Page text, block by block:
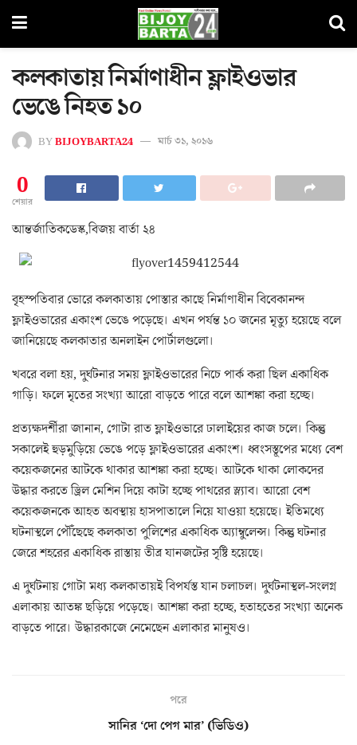
কলকাতায় নির্মাণাধীন ফ্লাইওভার
ভেঙে নিহত ১০
BYBIJOYBARTA24 মার্চ ৩১, ২০১৬
0
শেয়ার
আন্তর্জাতিকডেস্ক,বিজয় বার্তা ২৪
বৃহস্পতিবার ভোরে কলকাতায় পোস্তার কাছে নির্মাণাধীন বিবেকানন্দ
ফ্লাইওভারের একাংশ ভেঙে পড়েছে। এখন পর্যন্ত ১০ জনের মৃত্যু হয়েছে বলে
জানিয়েছে কলকাতার অনলাইন পোর্টালগুলো।
খবরে বলা হয়, দুর্ঘটনার সময় ফ্লাইওভারের নিচে পার্ক করা ছিল একাধিক
গাড়ি। ফলে মৃতের সংখ্যা আরো বাড়তে পারে বলে আশঙ্কা করা হচ্ছে।
প্রত্যক্ষদর্শীরা জানান, গোটা রাত ফ্লাইওভারে ঢালাইয়ের কাজ চলে। কিন্তু
সকালেই হুড়মুড়িয়ে ভেঙে পড়ে ফ্লাইওভারের একাংশ। ধ্বংসস্তূপের মধ্যে বেশ
কয়েকজনের আটকে থাকার আশঙ্কা করা হচ্ছে। আটকে থাকা লোকদের
উদ্ধার করতে ড্রিল মেশিন দিয়ে কাটা হচ্ছে পাথরের স্ল্যাব। আরো বেশ
কয়েকজনকে আহত অবস্থায় হাসপাতালে নিয়ে যাওয়া হয়েছে। ইতিমধ্যে
ঘটনাস্থলে পৌঁছেছে কলকাতা পুলিশের একাধিক অ্যাম্বুলেন্স। কিন্তু ঘটনার
জেরে শহরের একাধিক রাস্তায় তীব্র যানজটের সৃষ্টি হয়েছে।
এ দুর্ঘটনায় গোটা মধ্য কলকাতায়ই বিপর্যস্ত যান চলাচল। দুর্ঘটনাস্থল-সংলগ্ন
এলাকায় আতঙ্ক ছড়িয়ে পড়েছে। আশঙ্কা করা হচ্ছে, হতাহতের সংখ্যা অনেক
বাড়তে পারে। উদ্ধারকাজে নেমেছেন এলাকার মানুষও।
পরে
সানির ‘দো পেগ মার’ (ভিডিও)